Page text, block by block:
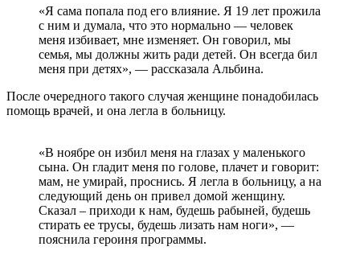
«Я сама попала под его влияние. Я 19 лет прожила
с ним и думала, что это нормально — человек
меня избивает, мне изменяет. Он говорил, мы
семья, мы должны жить ради детей. Он всегда бил
меня при детях», — рассказала Альбина.
После очередного такого случая женщине понадобилась
помощь врачей, и она легла в больницу.
«В ноябре он избил меня на глазах у маленького
сына. Он гладит меня по голове, плачет и говорит:
мам, не умирай, проснись. Я легла в больницу, а на
следующий день он привел домой женщину.
Сказал – приходи к нам, будешь рабыней, будешь
стирать ее трусы, будешь лизать нам ноги», —
пояснила героиня программы.